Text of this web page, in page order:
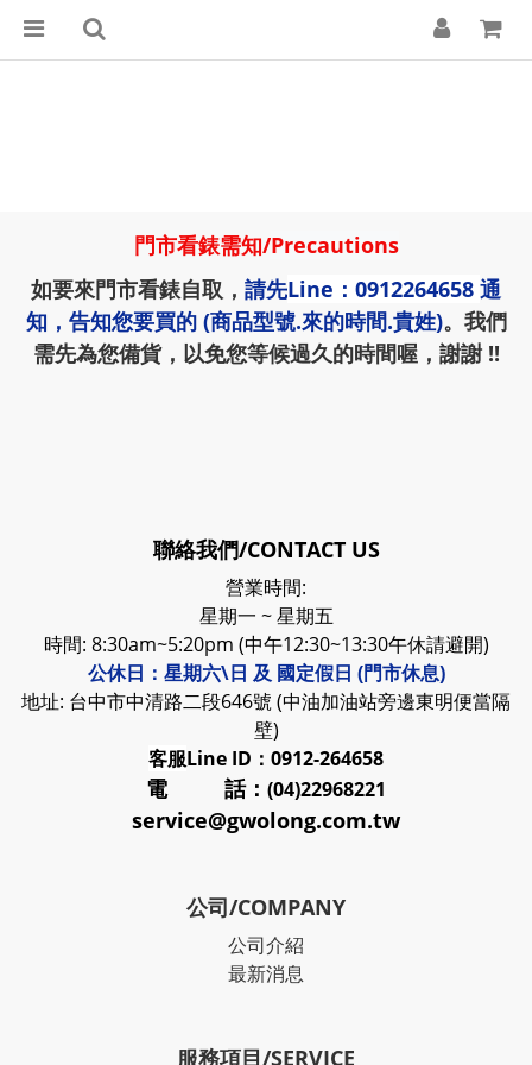
門市看錶需知/Precautions
如要來門市看錶自取， 請先Line：0912264658 通
知，告知您要買的 (商品型號.來的時間.貴姓)。我們
需先為您備貨，以免您等候過久的時間喔，謝謝 !!
聯絡我們/CONTACT US
營業時間:
星期一 ~ 星期五
時間: 8:30am~5:20pm (中午12:30~13:30午休請避開)
公休日：星期六\日 及 國定假日 (門市休息)
地址: 台中市中清路二段646號 (中油加油站旁邊東明便當隔
壁)
客服Line ID：0912-264658
電 話： (04)22968221
service@gwolong.com.tw
公司/COMPANY
公司介紹
最新消息
服務項目/SERVICE